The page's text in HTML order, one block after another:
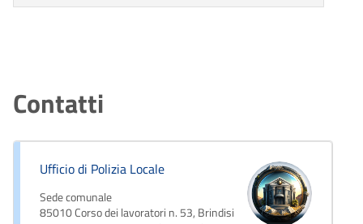
Contatti
Ufficio di Polizia Locale
Sede comunale
85010 Corso dei lavoratori n. 53, Brindisi